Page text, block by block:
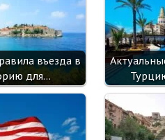
въезда в
для…